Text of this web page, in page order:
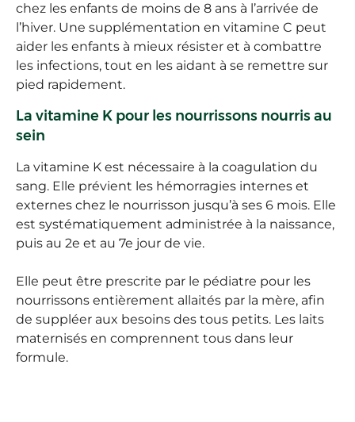
chez les enfants de moins de 8 ans à l’arrivée de
l’hiver. Une supplémentation en vitamine C peut
aider les enfants à mieux résister et à combattre
les infections, tout en les aidant à se remettre sur
pied rapidement.
La vitamine K pour les nourrissons nourris au
sein
La vitamine K est nécessaire à la coagulation du
sang. Elle prévient les hémorragies internes et
externes chez le nourrisson jusqu’à ses 6 mois. Elle
est systématiquement administrée à la naissance,
puis au 2e et au 7e jour de vie.
Elle peut être prescrite par le pédiatre pour les
nourrissons entièrement allaités par la mère, afin
de suppléer aux besoins des tous petits. Les laits
maternisés en comprennent tous dans leur
formule.